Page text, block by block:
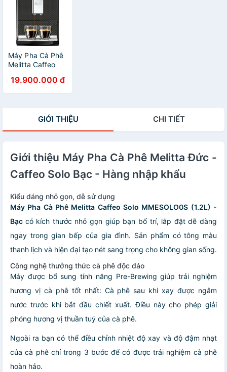
Máy Pha Cà Phê
Melitta Caffeo
MMESOLO0D
(1.2L) - Inmould -
19.900.000 đ
GIỚI THIỆU CHI TIẾT
Giới thiệu Máy Pha Cà Phê Melitta Đức -
Caffeo Solo Bạc - Hàng nhập khẩu
Kiểu dáng nhỏ gọn, dễ sử dụng
Máy Pha Cà Phê Melitta Caffeo Solo MMESOLO0S (1.2L) -
Bạc có kích thước nhỏ gọn giúp bạn bố trí, lắp đặt dễ dàng
ngay trong gian bếp của gia đình. Sản phẩm có tông màu
thanh lịch và hiện đại tạo nét sang trọng cho không gian sống.
Công nghệ thưởng thức cà phê độc đáo
Máy được bổ sung tính năng Pre-Brewing giúp trải nghiệm
hương vị cà phê tốt nhất: Cà phê sau khi xay được ngâm
nước trước khi bắt đầu chiết xuất. Điều này cho phép giải
phóng hương vị thuần tuý của cà phê.
Ngoài ra bạn có thể điều chỉnh nhiệt độ xay và độ đậm nhạt
của cà phê chỉ trong 3 bước để có được trải nghiệm cà phê
hoàn hảo.